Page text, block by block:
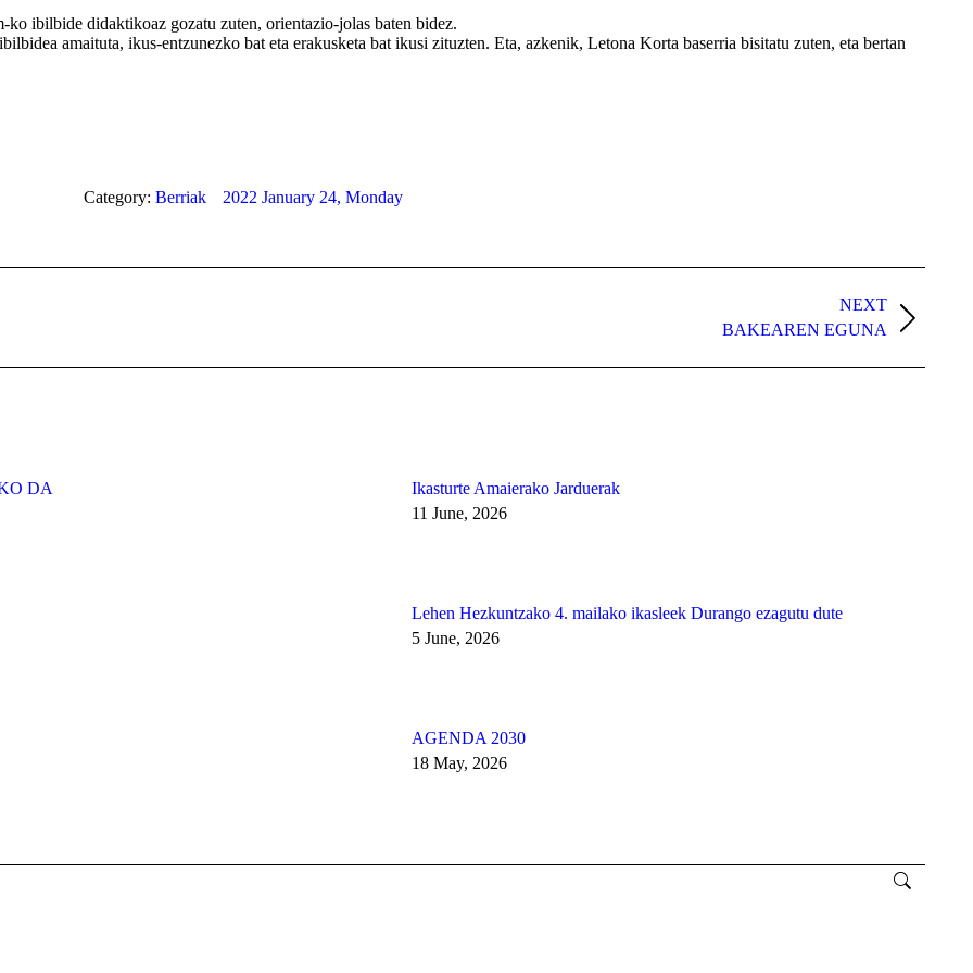
ibilbide didaktikoaz gozatu zuten, orientazio-jolas baten bidez.
amaituta, ikus-entzunezko bat eta erakusketa bat ikusi zituzten. Eta, azkenik, Letona Korta baserria bisitatu zuten, eta bertan
Category: Berriak 2022 January 24, Monday
NEXT
BAKEAREN EGUNA
DA
Ikasturte Amaierako Jarduerak
11 June, 2026
Lehen Hezkuntzako 4. mailako ikasleek Durango ezagutu dute
5 June, 2026
AGENDA 2030
18 May, 2026